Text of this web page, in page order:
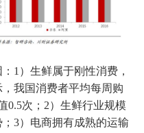
1）生鲜属于刚性消费，
我国消费者平均每周购
0.5次；2）生鲜行业规模
3）电商拥有成熟的运输